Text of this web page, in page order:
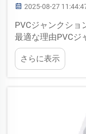
2025-08-27
PVCジャンクショ
最適な理由PVCジ
の電気系統の安全
明を点灯させ、
に尽力しており、
さらに表示